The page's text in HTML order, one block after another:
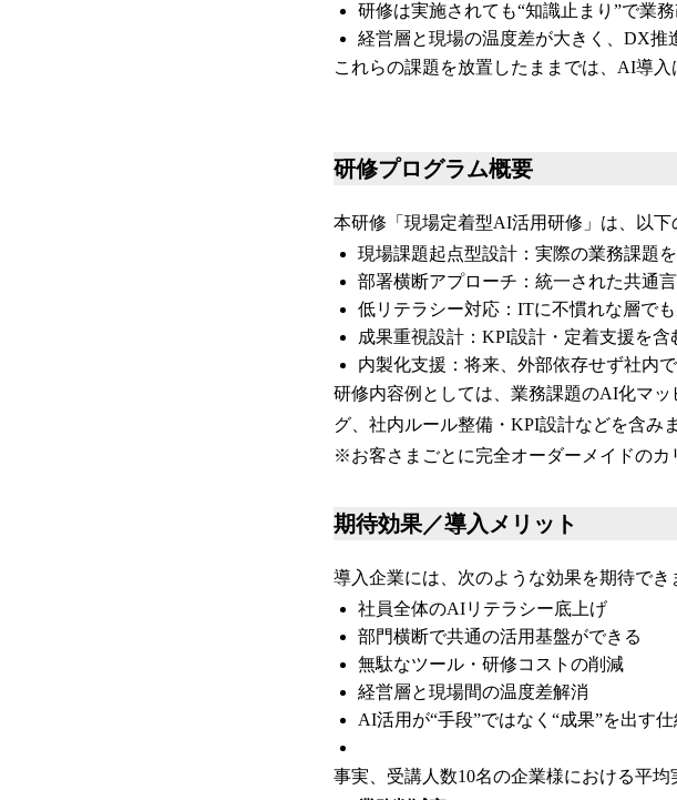
研修は実施されても“知識止まり”で業
経営層と現場の温度差が大きく、DX推
これらの課題を放置したままでは、AI導
研修プログラム概要
本研修「現場定着型AI活用研修」は、以
現場課題起点型設計：実際の業務課題
部署横断アプローチ：統一された共通
低リテラシー対応：ITに不慣れな層で
成果重視設計：KPI設計・定着支援を含
内製化支援：将来、外部依存せず社内
研修内容例としては、業務課題のAI化マ
グ、社内ルール整備・KPI設計などを含みま
※お客さまごとに完全オーダーメイドの
期待効果／導入メリット
導入企業には、次のような効果を期待でき
社員全体のAIリテラシー底上げ
部門横断で共通の活用基盤ができる
無駄なツール・研修コストの削減
経営層と現場間の温度差解消
AI活用が“手段”ではなく“成果”を出す
事実、受講人数10名の企業様における平均